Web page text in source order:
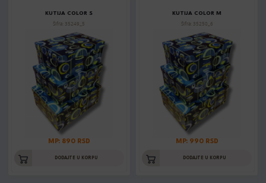
KUTIJA COLOR S
Šifra: 35249_5
MP: 890 RSD
DODAJTE U KORPU
KUTIJA COLOR M
Šifra: 35250_6
MP: 990 RSD
DODAJTE U KORPU